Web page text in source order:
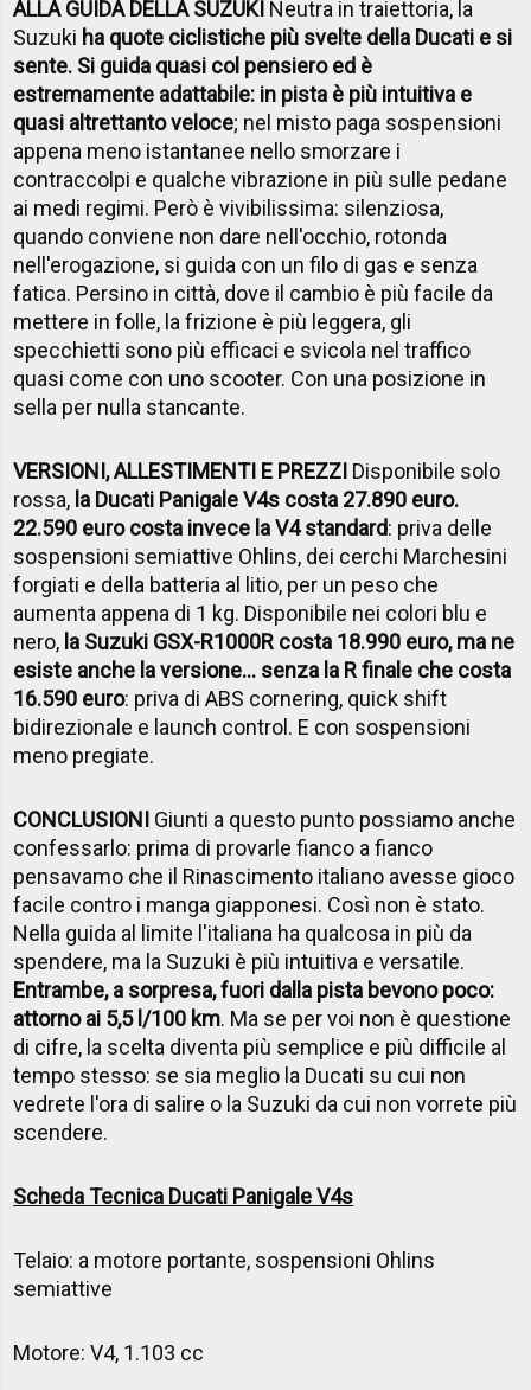
ALLA GUIDA DELLA SUZUKI Neutra in traiettoria, la
Suzuki ha quote ciclistiche più svelte della Ducati e si
sente. Si guida quasi col pensiero ed è
estremamente adattabile: in pista è più intuitiva e
quasi altrettanto veloce; nel misto paga sospensioni
appena meno istantanee nello smorzare i
contraccolpi e qualche vibrazione in più sulle pedane
ai medi regimi. Però è vivibilissima: silenziosa,
quando conviene non dare nell'occhio, rotonda
nell'erogazione, si guida con un filo di gas e senza
fatica. Persino in città, dove il cambio è più facile da
mettere in folle, la frizione è più leggera, gli
specchietti sono più efficaci e svicola nel traffico
quasi come con uno scooter. Con una posizione in
sella per nulla stancante.
VERSIONI, ALLESTIMENTI E PREZZI Disponibile solo
rossa, la Ducati Panigale V4s costa 27.890 euro.
22.590 euro costa invece la V4 standard: priva delle
sospensioni semiattive Ohlins, dei cerchi Marchesini
forgiati e della batteria al litio, per un peso che
aumenta appena di 1 kg. Disponibile nei colori blu e
nero, la Suzuki GSX-R1000R costa 18.990 euro, ma ne
esiste anche la versione... senza la R finale che costa
16.590 euro: priva di ABS cornering, quick shift
bidirezionale e launch control. E con sospensioni
meno pregiate.
CONCLUSIONI Giunti a questo punto possiamo anche
confessarlo: prima di provarle fianco a fianco
pensavamo che il Rinascimento italiano avesse gioco
facile contro i manga giapponesi. Così non è stato.
Nella guida al limite l'italiana ha qualcosa in più da
spendere, ma la Suzuki è più intuitiva e versatile.
Entrambe, a sorpresa, fuori dalla pista bevono poco:
attorno ai 5,5 l/100 km. Ma se per voi non è questione
di cifre, la scelta diventa più semplice e più difficile al
tempo stesso: se sia meglio la Ducati su cui non
vedrete l'ora di salire o la Suzuki da cui non vorrete più
scendere.
Scheda Tecnica Ducati Panigale V4s
Telaio: a motore portante, sospensioni Ohlins
semiattive
Motore: V4, 1.103 cc